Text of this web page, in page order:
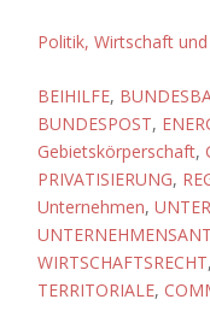
Politik, Wirtschaft
BEIHILFE,
BUNDESPOST,
Gebietskörperschaft,
PRIVATISIERUNG,
Unternehmen,
WIRTSCHAFTSRECHT,
TERRITORIALE,